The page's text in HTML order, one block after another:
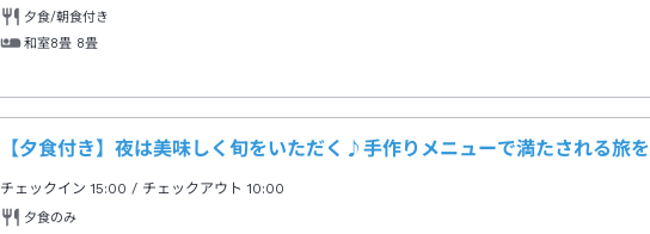
夕食/朝食付き
和室8畳 8畳
【夕食付き】夜は美味しく旬をいただく♪手作りメニューで満たされる旅を
チェックイン15:00 / チェックアウト 10:00
夕食のみ